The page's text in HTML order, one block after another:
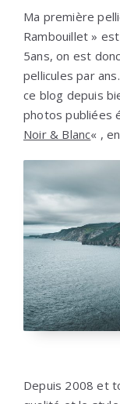
Ma première
Rambouillet »
5ans, on est
pellicules par
ce blog depuis
photos publiées
Noir & Blanc« ,
Depuis 2008 et